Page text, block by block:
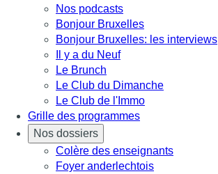
Nos podcasts
Bonjour Bruxelles
Bonjour Bruxelles: les interviews
Il y a du Neuf
Le Brunch
Le Club du Dimanche
Le Club de l'Immo
Grille des programmes
Nos dossiers
Colère des enseignants
Foyer anderlechtois